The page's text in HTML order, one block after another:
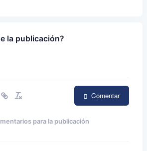
la publicación?
Comentar
para la publicación